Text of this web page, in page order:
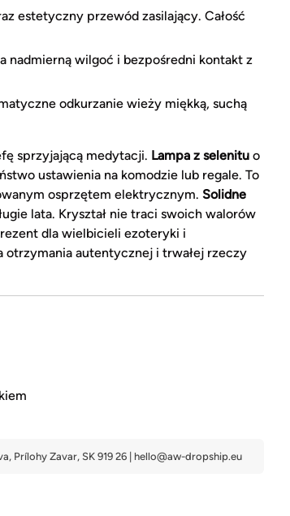
estetyczny przewód zasilający. Całość
nadmierną wilgoć i bezpośredni kontakt z
odkurzanie wieży miękką, suchą
sprzyjającą medytacji. Lampa z selenitu o
ustawienia na komodzie lub regale. To
osprzętem elektrycznym. Solidne
lata. Kryształ nie traci swoich walorów
dla wielbicieli ezoteryki i
autentycznej i trwałej rzeczy